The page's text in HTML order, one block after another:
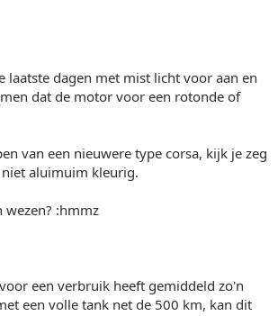
laatste dagen met mist licht voor aan en
dat de motor voor een rotonde of
van een nieuwere type corsa, kijk je zeg
aluimuim kleurig.
:hmmz
een verbruik heeft gemiddeld zo'n
een volle tank net de 500 km, kan dit